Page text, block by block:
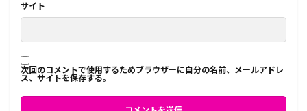
サイト
次回のコメントで使用するためブラウザーに自分の名前、メールアドレ
ス、サイトを保存する。